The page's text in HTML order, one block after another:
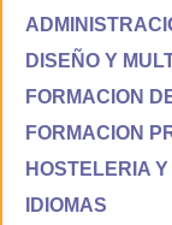
DISEÑO Y
FORMACION
FORMACION
HOSTELERIA Y
IDIOMAS